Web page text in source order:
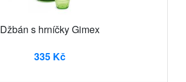
Džbán s hrníčky Gimex
335 Kč